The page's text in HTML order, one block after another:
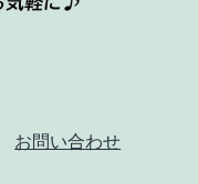
お問い合わせ